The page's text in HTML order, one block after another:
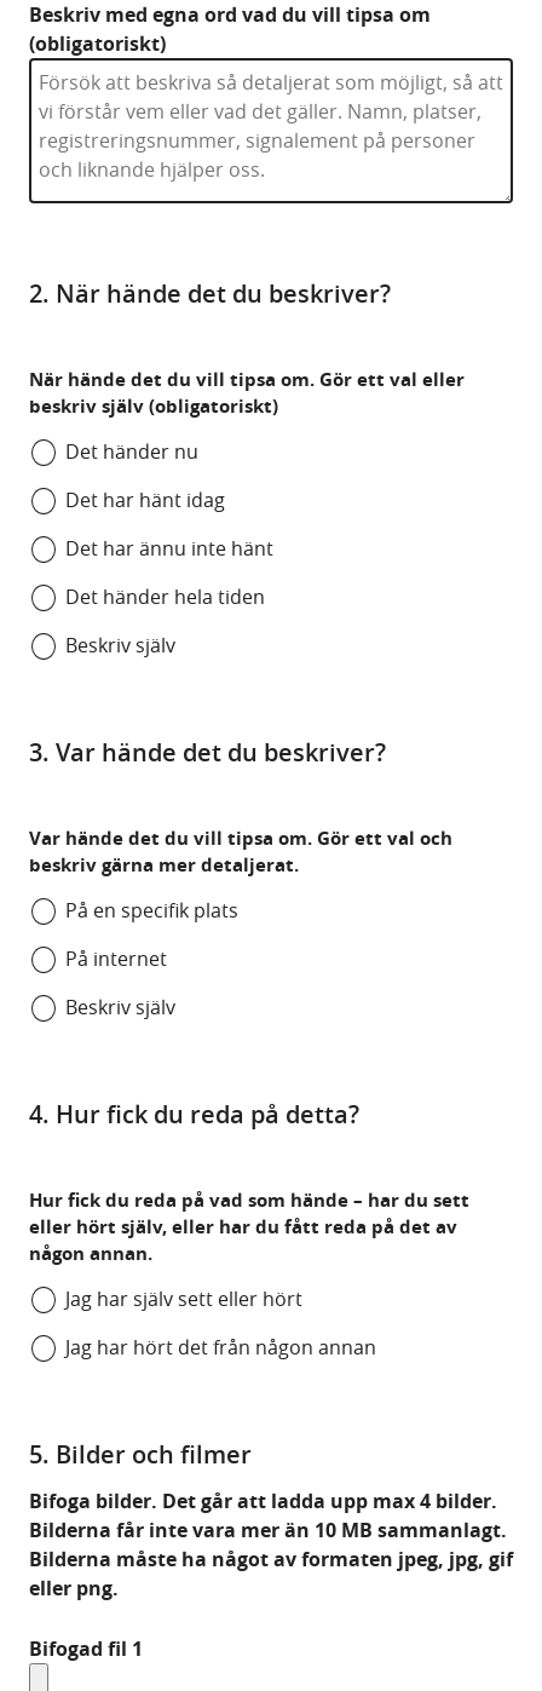
Beskriv med egna ord vad du vill tipsa om
(obligatoriskt)
2. När hände det du beskriver?
Det händer nu
Det har hänt idag
Det har ännu inte hänt
Det händer hela tiden
Beskriv själv
När hände det du vill tipsa om. Gör ett val eller
beskriv själv (obligatoriskt)
3. Var hände det du beskriver?
På en specifik plats
På internet
Beskriv själv
Var hände det du vill tipsa om. Gör ett val och
beskriv gärna mer detaljerat.
4. Hur fick du reda på detta?
Jag har själv sett eller hört
Jag har hört det från någon annan
Hur fick du reda på vad som hände – har du sett
eller hört själv, eller har du fått reda på det av
någon annan.
5. Bilder och filmer
Bifoga bilder. Det går att ladda upp max 4 bilder.
Bilderna får inte vara mer än 10 MB sammanlagt.
Bilderna måste ha något av formaten jpeg, jpg, gif
eller png.
Bifogad fil 1